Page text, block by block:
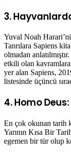
3.
Yuval Noah
Tanrılara Sapiens
olmadan
etkili olan
yer alan Sapiens,
listesinde üçüncü
4. Homo Deus:
En çok okunan tarih
Yarının Kısa Bir
egemen bir tür olup